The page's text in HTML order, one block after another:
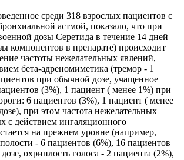
среди 318 взрослых пациентов с
астмой, показало, что при
дозы Серетида в течение 14 дней
компонентов в препарате) происходит
частоты нежелательных явлений,
бета-адреномиметика (тремор - 1
при обычной дозе, учащенное
(3%), 1 пациент ( менее 1%) при
6 пациентов (3%), 1 пациент ( менее
при этом частота нежелательных
с действием ингаляционного
на прежнем уровне (например,
- 6 пациентов (6%), 16 пациентов
охриплость голоса - 2 пациента (2%),